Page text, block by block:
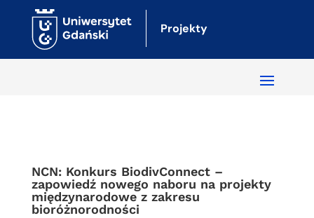
Projekty
NCN: Konkurs BiodivConnect –
zapowiedź nowego naboru na projekty
międzynarodowe z zakresu
bioróżnorodności